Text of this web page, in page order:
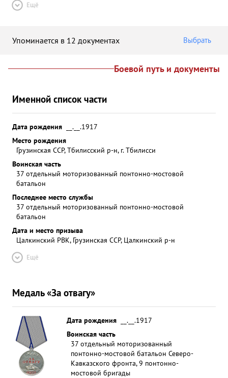
Ещё
Упоминается в 12 документах Выбрать
Боевой путь и документы
Именной список части
Дата рождения
__.__.1917
Место рождения
Грузинская ССР, Тбилисский р-н, г. Тбилисси
Воинская часть
37 отдельный моторизованный понтонно-мостовой
батальон
Последнее место службы
37 отдельный моторизованный понтонно-мостовой
батальон
Дата и место призыва
Цалкинский РВК, Грузинская ССР, Цалкинский р-н
Ещё
Медаль «За отвагу»
Дата рождения
__.__.1917
Воинская часть
37 отдельный моторизованный
понтонно-мостовой батальон Северо-
Кавказского фронта, 9 понтонно-
мостовой бригады